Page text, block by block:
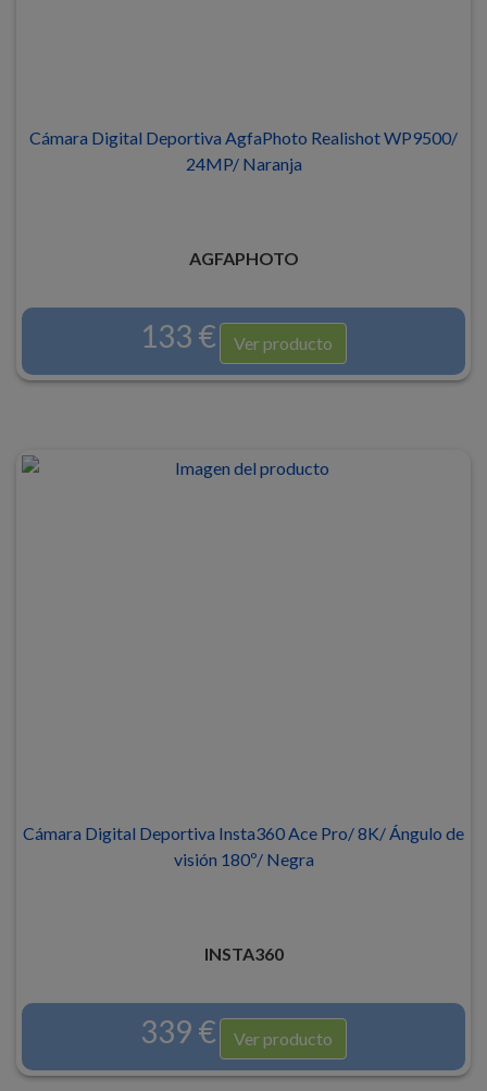
Cámara Digital Deportiva AgfaPhoto Realishot WP9500/
24MP/ Naranja
AGFAPHOTO
133 € Ver producto
Cámara Digital Deportiva Insta360 Ace Pro/ 8K/ Ángulo de
visión 180º/ Negra
INSTA360
339 € Ver producto